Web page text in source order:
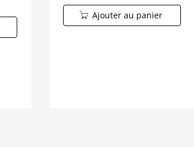
Ajouter au panier